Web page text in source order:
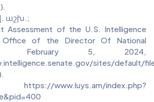
աշխ.;
Assessment of the U.S. Intelligence
Office of the Director Of National
February 5, 2024,
sites/default/
www.luys.am/index.php?